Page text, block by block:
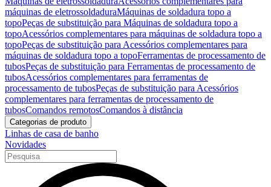
máquinas de eletrossoldaduraMáquinas de soldadura topo a
topoPeças de substituição para Máquinas de soldadura topo a
topoAcessórios complementares para máquinas de soldadura topo a
topoPeças de substituição para Acessórios complementares para
máquinas de soldadura topo a topoFerramentas de processamento de
tubosPeças de substituição para Ferramentas de processamento de
tubosAcessórios complementares para ferramentas de
processamento de tubosPeças de substituição para Acessórios
complementares para ferramentas de processamento de
tubosComandos remotosComandos à distância
Categorias de produto
Linhas de casa de banho
Novidades